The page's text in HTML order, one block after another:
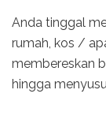
Anda tinggal
rumah, kos /
membereskan
hingga